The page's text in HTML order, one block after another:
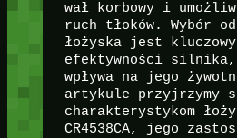
wał korbowy i
ruch tłoków. Wybór
łożyska jest
efektywności
wpływa na jego
artykule przyjrzymy
charakterystykom
CR4538CA, jego